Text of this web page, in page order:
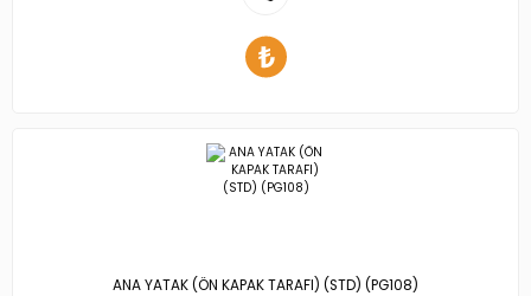
ANA YATAK (ÖN KAPAK TARAFI) (STD) (PG108)